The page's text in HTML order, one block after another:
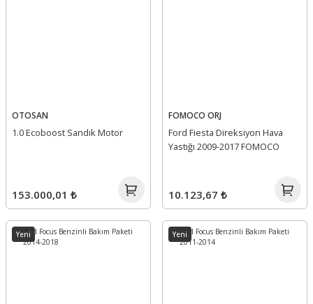
OTOSAN
1.0 Ecoboost Sandık Motor
153.000,01 ₺
FOMOCO ORJ
Ford Fiesta Direksiyon Hava
Yastığı 2009-2017 FOMOCO
10.123,67 ₺
Yeni Yeni